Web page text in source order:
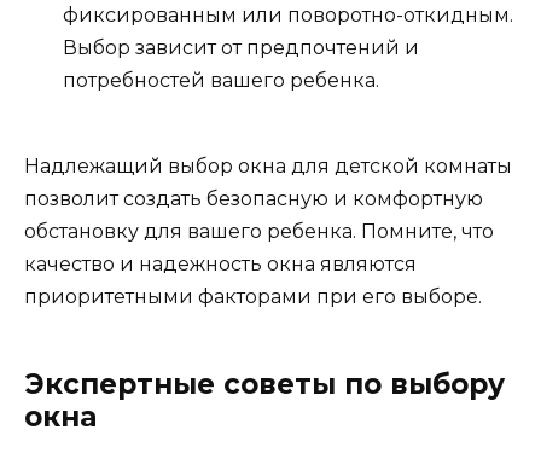
фиксированным или поворотно-откидным.
Выбор зависит от предпочтений и
потребностей вашего ребенка.
Надлежащий выбор окна для детской комнаты
позволит создать безопасную и комфортную
обстановку для вашего ребенка. Помните, что
качество и надежность окна являются
приоритетными факторами при его выборе.
Экспертные советы по выбору
окна